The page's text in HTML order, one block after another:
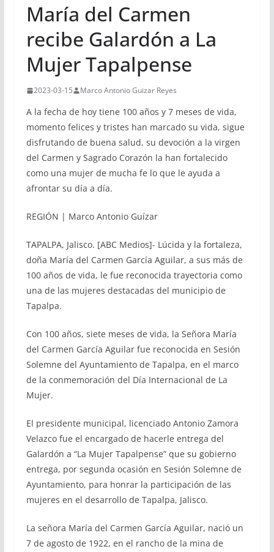
María del Carmen
recibe Galardón a La
Mujer Tapalpense
2023-03-15 Marco Antonio Guizar Reyes
A la fecha de hoy tiene 100 años y 7 meses de vida,
momento felices y tristes han marcado su vida, sigue
disfrutando de buena salud, su devoción a la virgen
del Carmen y Sagrado Corazón la han fortalecido
como una mujer de mucha fe lo que le ayuda a
afrontar su día a día.
REGIÓN | Marco Antonio Guízar
TAPALPA, Jalisco. [ABC Medios]- Lúcida y la fortaleza,
doña María del Carmen García Aguilar, a sus más de
100 años de vida, le fue reconocida trayectoria como
una de las mujeres destacadas del municipio de
Tapalpa.
Con 100 años, siete meses de vida, la Señora María
del Carmen García Aguilar fue reconocida en Sesión
Solemne del Ayuntamiento de Tapalpa, en el marco
de la conmemoración del Día Internacional de La
Mujer.
El presidente municipal, licenciado Antonio Zamora
Velazco fue el encargado de hacerle entrega del
Galardón a “La Mujer Tapalpense” que su gobierno
entrega, por segunda ocasión en Sesión Solemne de
Ayuntamiento, para honrar la participación de las
mujeres en el desarrollo de Tapalpa, Jalisco.
La señora María del Carmen García Aguilar, nació un
7 de agosto de 1922, en el rancho de la mina de